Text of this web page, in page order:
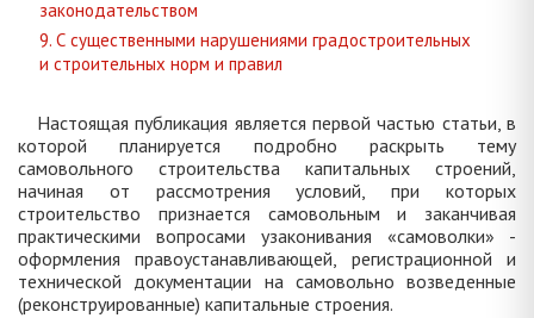
законодательством
9. С существенными нарушениями градостроительных
и строительных норм и правил
Настоящая публикация является первой частью статьи, в
которой планируется подробно раскрыть тему
самовольного строительства капитальных строений,
начиная от рассмотрения условий, при которых
строительство признается самовольным и заканчивая
практическими вопросами узаконивания «самоволки» -
оформления правоустанавливающей, регистрационной и
технической документации на самовольно возведенные
(реконструированные) капитальные строения.